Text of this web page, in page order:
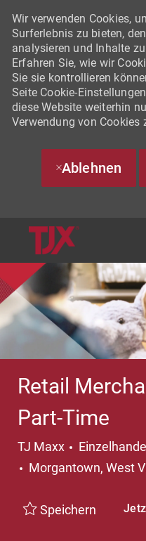
Wir verwenden Cookies,
Surferlebnis zu bieten,
analysieren und Inhalte
Erfahren Sie, wie wir
Sie sie kontrollieren
Seite Cookie-
diese Website weiterhin
Verwendung von Cookies
Ablehnen
Retail
Part-Time
TJ Maxx Kategorie
Ort
Morgantown, West
Speichern